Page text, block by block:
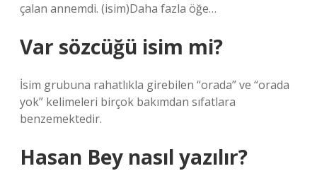
çalan annemdi. (isim)Daha fazla öğe…
Var sözcüğü isim mi?
İsim grubuna rahatlıkla girebilen “orada” ve “orada
yok” kelimeleri birçok bakımdan sıfatlara
benzemektedir.
Hasan Bey nasıl yazılır?